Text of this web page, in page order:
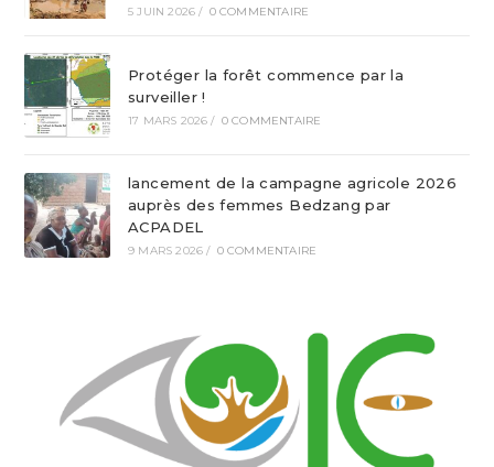
5 JUIN 2026 / 0 COMMENTAIRE
Protéger la forêt commence par la
surveiller !
17 MARS 2026 / 0 COMMENTAIRE
lancement de la campagne agricole 2026
auprès des femmes Bedzang par
ACPADEL
9 MARS 2026 / 0 COMMENTAIRE